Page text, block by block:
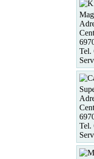
Tel.
Tel.